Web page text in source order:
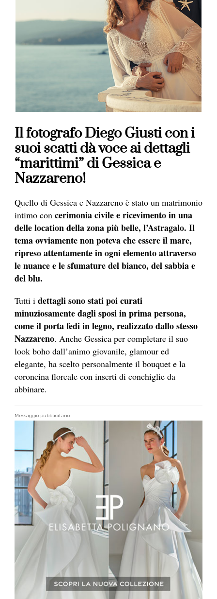
Il fotografo Diego Giusti con i
suoi scatti dà voce ai dettagli
“marittimi” di Gessica e
Nazzareno!
Quello di Gessica e Nazzareno è stato un matrimonio
intimo con cerimonia civile e ricevimento in una
delle location della zona più belle, l’Astragalo. Il
tema ovviamente non poteva che essere il mare,
ripreso attentamente in ogni elemento attraverso
le nuance e le sfumature del bianco, del sabbia e
del blu.
Tutti i dettagli sono stati poi curati
minuziosamente dagli sposi in prima persona,
come il porta fedi in legno, realizzato dallo stesso
Nazzareno. Anche Gessica per completare il suo
look boho dall’animo giovanile, glamour ed
elegante, ha scelto personalmente il bouquet e la
coroncina floreale con inserti di conchiglie da
abbinare.
Messaggio pubblicitario